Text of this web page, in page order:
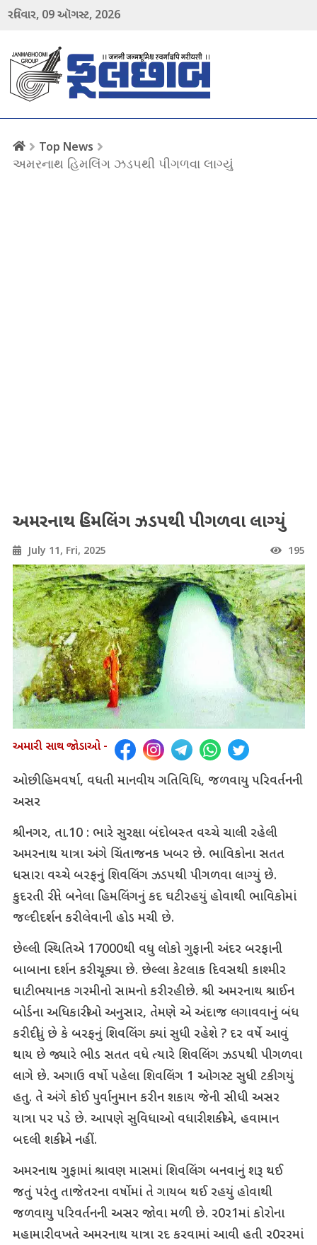
રવિવાર, 09ઑગસ્ટ, 2026
Top News
અમરનાથ હિમલિંગ ઝડપથી પીગળવા લાગ્યું
અમરનાથ હિમલિંગ ઝડપથી પીગળવા લાગ્યું
July 11, Fri, 2025 195
અમારી સાથ જોડાઓ -
ઓછી હિમવર્ષા, વધતી માનવીય ગતિવિધિ, જળવાયુ પરિવર્તનની
અસર
શ્રીનગર, તા.10 : ભારે સુરક્ષા બંદોબસ્ત વચ્ચે ચાલી રહેલી
અમરનાથ યાત્રા અંગે ચિંતાજનક ખબર છે. ભાવિકોના સતત
ધસારા વચ્ચે બરફનું શિવલિંગ ઝડપથી પીગળવા લાગ્યું છે.
કુદરતી રીતે બનેલા હિમલિંગનું કદ ઘટી રહયું હોવાથી ભાવિકોમાં
જલ્દી દર્શન કરી લેવાની હોડ મચી છે.
છેલ્લી સ્થિતિએ 17000થી વધુ લોકો ગુફાની અંદર બરફાની
બાબાના દર્શન કરી ચૂક્યા છે. છેલ્લા કેટલાક દિવસથી કાશ્મીર
ઘાટી ભયાનક ગરમીનો સામનો કરી રહી છે. શ્રી અમરનાથ શ્રાઈન
બોર્ડના અધિકારીઓ અનુસાર, તેમણે એ અંદાજ લગાવવાનું બંધ
કરી દીધું છે કે બરફનું શિવલિંગ ક્યાં સુધી રહેશે ? દર વર્ષે આવું
થાય છે જ્યારે ભીડ સતત વધે ત્યારે શિવલિંગ ઝડપથી પીગળવા
લાગે છે. અગાઉ વર્ષો પહેલા શિવલિંગ 1 ઓગસ્ટ સુધી ટકી ગયું
હતુ. તે અંગે કોઈ પુર્વાનુમાન કરી ન શકાય જેની સીધી અસર
યાત્રા પર પડે છે. આપણે સુવિધાઓ વધારી શકીએ, હવામાન
બદલી શકીએ નહીં.
અમરનાથ ગુફામાં શ્રાવણ માસમાં શિવલિંગ બનવાનું શરૂ થઈ
જતું પરંતુ તાજેતરના વર્ષોમાં તે ગાયબ થઈ રહયું હોવાથી
જળવાયુ પરિવર્તનની અસર જોવા મળી છે. ર0ર1માં કોરોના
મહામારી વખતે અમરનાથ યાત્રા રદ કરવામાં આવી હતી ર0રરમાં